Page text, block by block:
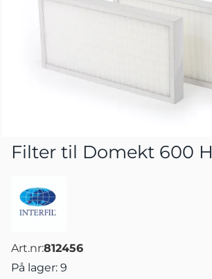
Filter til Domekt 600 H
Art.nr:812456
På lager: 9